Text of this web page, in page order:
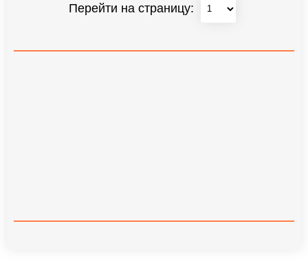
Перейти на страницу: